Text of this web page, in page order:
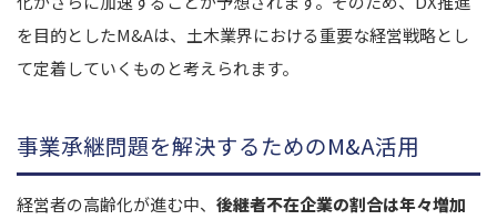
を目的としたM&Aは、土木業界における重要な経営戦略とし
て定着していくものと考えられます。
事業承継問題を解決するためのM&A活用
経営者の高齢化が進む中、 後継者不在企業の割合は年々増加